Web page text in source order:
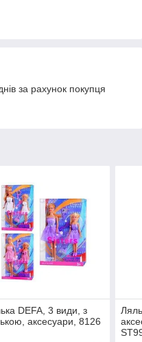
за рахунок покупця
DEFA, 3 види, з
аксесуари, 8126